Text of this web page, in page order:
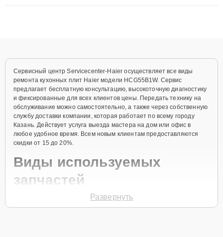
Сервисный центр Servicecenter-Haier осуществляет все виды
ремонта кухонных плит Haier модели HCG55B1W. Сервис
предлагает бесплатную консультацию, высокоточную диагностику
и фиксированные для всех клиентов цены. Передать технику на
обслуживание можно самостоятельно, а также через собственную
службу доставки компании, которая работает по всему городу
Казань. Действует услуга выезда мастера на дом или офис в
любое удобное время. Всем новым клиентам предоставляются
скидки от 15 до 20%.
Виды используемых
запчастей
Для ремонта кухонной плиты модели HCG55B1W предлагаются
Развернуть